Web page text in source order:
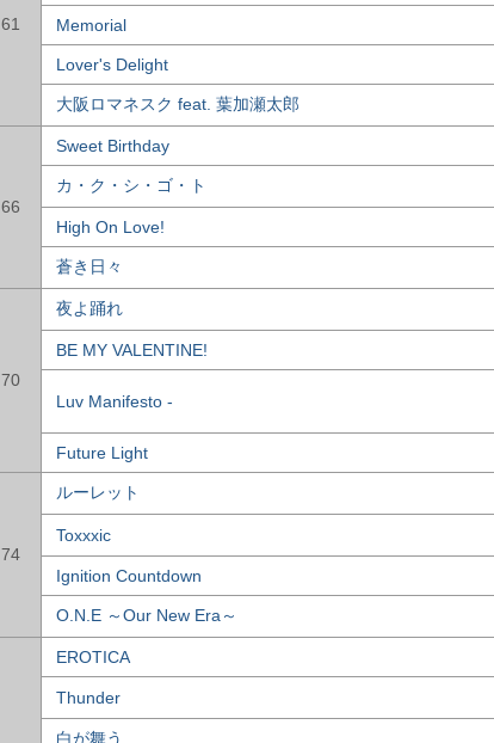
61 Memorial
Lover's Delight
大阪ロマネスク feat. 葉加瀬太郎
66
Sweet Birthday
カ・ク・シ・ゴ・ト
High On Love!
蒼き日々
70
夜よ踊れ
BE MY VALENTINE!
Luv Manifesto -
Future Light
74
ルーレット
Toxxxic
Ignition Countdown
O.N.E ～Our New Era～
EROTICA
Thunder
白が舞う